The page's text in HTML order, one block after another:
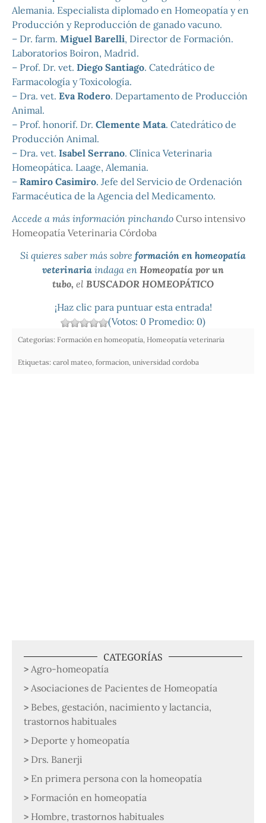
CATEGORÍAS
Agro-homeopatía
Asociaciones de Pacientes de Homeopatía
Bebes, gestación, nacimiento y lactancia,
trastornos habituales
Deporte y homeopatía
Drs. Banerji
En primera persona con la homeopatía
Formación en homeopatía
Hombre, trastornos habituales
Alemania. Especialista diplomado en Homeopatía y en
Producción y Reproducción de ganado vacuno.
– Dr. farm. Miguel Barelli, Director de Formación.
Laboratorios Boiron, Madrid.
– Prof. Dr. vet. Diego Santiago. Catedrático de
Farmacología y Toxicología.
– Dra. vet. Eva Rodero. Departamento de Producción
Animal.
– Prof. honorif. Dr. Clemente Mata. Catedrático de
Producción Animal.
– Dra. vet. Isabel Serrano. Clínica Veterinaria
Homeopática. Laage, Alemania.
– Ramiro Casimiro. Jefe del Servicio de Ordenación
Farmacéutica de la Agencia del Medicamento.
Accede a más información pinchando Curso intensivo
Homeopatía Veterinaria Córdoba
Si quieres saber más sobre formación en homeopatía
veterinaria indaga en Homeopatía por un
tubo, el BUSCADOR HOMEOPÁTICO
¡Haz clic para puntuar esta entrada!
(Votos: 0 Promedio: 0)
Categorías: Formación en homeopatía Homeopatía veterinaria
Etiquetas: carol mateo formacion universidad cordoba